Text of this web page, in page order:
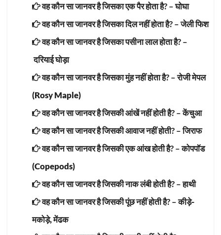
वह कौन सा जानवर है जिसका एक पैर होता है? –घोघा
वह कौन सा जानवर है जिसका दिल नहीं होता है? –जेली फिश
वह कौन सा जानवर है जिसका पसीना लाल होता है? –
दरियाई घोड़ा
वह कौन सा जानवर है जिसका मुंह नहीं होता है? –रोजी मेपल
(Rosy Maple)
वह कौन सा जानवर है जिसकी आंखें नहीं होती है? –केंचुआ
वह कौन सा जानवर है जिसकी आवाज नहीं होती? –जिराफ
वह कौन सा जानवर है जिसकी एक आंख होती है? –कोपपॉड
(Copepods)
वह कौन सा जानवर है जिसकी नाक लंबी होती है? –हाथी
वह कौन सा जानवर है जिसकी पूंछ नहीं होती है? –कीड़े-
मकोड़े, मेंढक